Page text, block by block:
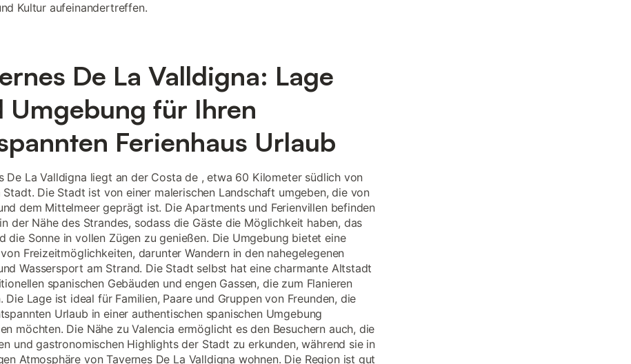
Kultur aufeinandertreffen.
De La Valldigna: Lage
Umgebung für Ihren
Ferienhaus Urlaub
De La Valldigna liegt an der Costa de , etwa 60 Kilometer südlich von
Stadt. Die Stadt ist von einer malerischen Landschaft umgeben, die von
dem Mittelmeer geprägt ist. Die Apartments und Ferienvillen befinden
der Nähe des Strandes, sodass die Gäste die Möglichkeit haben, das
die Sonne in vollen Zügen zu genießen. Die Umgebung bietet eine
Freizeitmöglichkeiten, darunter Wandern in den nahegelegenen
Wassersport am Strand. Die Stadt selbst hat eine charmante Altstadt
spanischen Gebäuden und engen Gassen, die zum Flanieren
Die Lage ist ideal für Familien, Paare und Gruppen von Freunden, die
Urlaub in einer authentischen spanischen Umgebung
möchten. Die Nähe zu Valencia ermöglicht es den Besuchern auch, die
und gastronomischen Highlights der Stadt zu erkunden, während sie in
Atmosphäre von Tavernes De La Valldigna wohnen. Die Region ist gut